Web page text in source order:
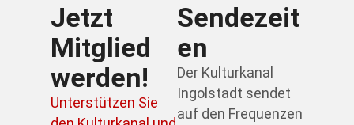
Jetzt
Mitglied
werden!
Unterstützen Sie
Sendezeit
en
Der Kulturkanal
Ingolstadt sendet
auf den Frequenzen